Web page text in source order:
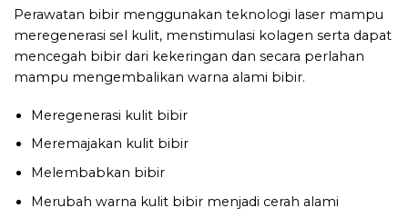
Perawatan bibir menggunakan teknologi laser mampu
meregenerasi sel kulit, menstimulasi kolagen serta dapat
mencegah bibir dari kekeringan dan secara perlahan
mampu mengembalikan warna alami bibir.
Meregenerasi kulit bibir
Meremajakan kulit bibir
Melembabkan bibir
Merubah warna kulit bibir menjadi cerah alami